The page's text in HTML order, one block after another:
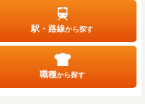
駅・路線から探す
職種から探す